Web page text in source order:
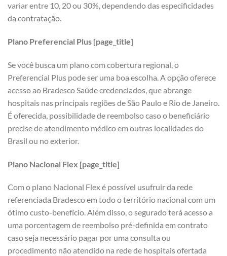
variar entre 10, 20 ou 30%, dependendo das especificidades
da contratação.
Plano Preferencial Plus [page_title]
Se você busca um plano com cobertura regional, o
Preferencial Plus pode ser uma boa escolha. A opção oferece
acesso ao Bradesco Saúde credenciados, que abrange
hospitais nas principais regiões de São Paulo e Rio de Janeiro.
É oferecida, possibilidade de reembolso caso o beneficiário
precise de atendimento médico em outras localidades do
Brasil ou no exterior.
Plano Nacional Flex [page_title]
Com o plano Nacional Flex é possível usufruir da rede
referenciada Bradesco em todo o território nacional com um
ótimo custo-benefício. Além disso, o segurado terá acesso a
uma porcentagem de reembolso pré-definida em contrato
caso seja necessário pagar por uma consulta ou
procedimento não atendido na rede de hospitais ofertada